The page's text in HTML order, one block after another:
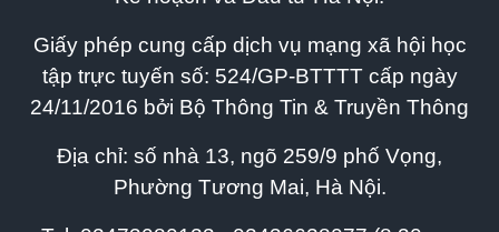
Giấy phép cung cấp dịch vụ mạng xã hội học
tập trực tuyến số: 524/GP-BTTTT cấp ngày
24/11/2016 bởi Bộ Thông Tin & Truyền Thông
Địa chỉ: số nhà 13, ngõ 259/9 phố Vọng,
Phường Tương Mai, Hà Nội.